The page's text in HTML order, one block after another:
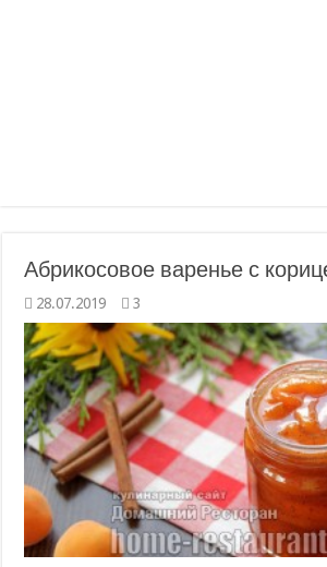
Абрикосовое варенье с
28.07.2019 3